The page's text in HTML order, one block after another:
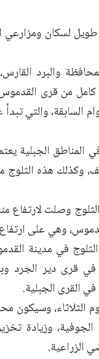
لسكان ومزارعي
والبرد
كامل من قرى
السابقة، والتي تبدأ
المناطق الجبلية
وكذلك هذه الثلوج
وصلت
سماكة الثلوج في قرى
وسيكون
وزيادة
الزراعية.